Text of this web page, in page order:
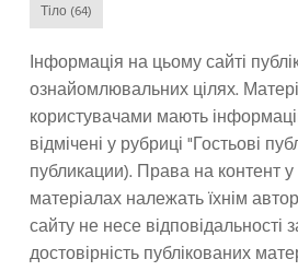
Тіло (64)
Інформація на цьому сайті
ознайомлювальних цілях.
користувачами мають
відмічені у рубриці "Гостьові
публикации). Права на контент
матеріалах належать їхнім
сайту не несе відповідальності
достовірність публікованих